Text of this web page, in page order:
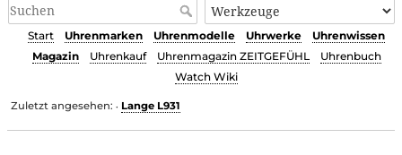
Start Uhrenmarken Uhrenmodelle Uhrwerke
Uhrenwissen
Magazin
Uhrenkauf Uhrenmagazin ZEITGEFÜHL
Uhrenbuch
Watch Wiki
Zuletzt angesehen: • Lange L931